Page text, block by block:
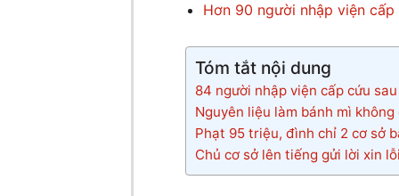
Hơn 90 người nhập viện
Tóm tắt nội dung
84 người nhập viện cấp cứu
Nguyên liệu làm bánh mì
Phạt 95 triệu, đình chỉ 2 cơ sở
Chủ cơ sở lên tiếng gửi lời xin